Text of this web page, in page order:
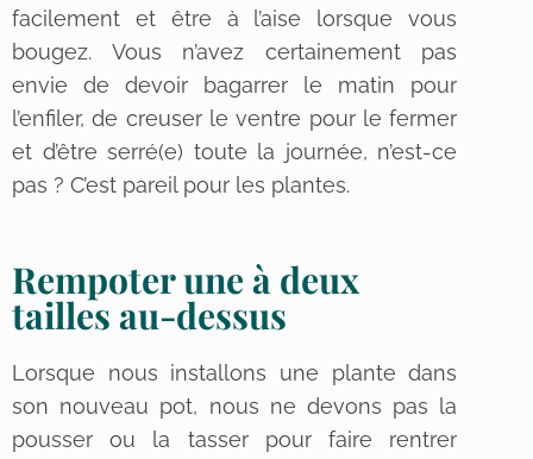
facilement et être à l’aise lorsque vous
bougez. Vous n’avez certainement pas
envie de devoir bagarrer le matin pour
l’enfiler, de creuser le ventre pour le fermer
et d’être serré(e) toute la journée, n’est-ce
pas ? C’est pareil pour les plantes.
Rempoter une à deux
tailles au-dessus
Lorsque nous installons une plante dans
son nouveau pot, nous ne devons pas la
pousser ou la tasser pour faire rentrer